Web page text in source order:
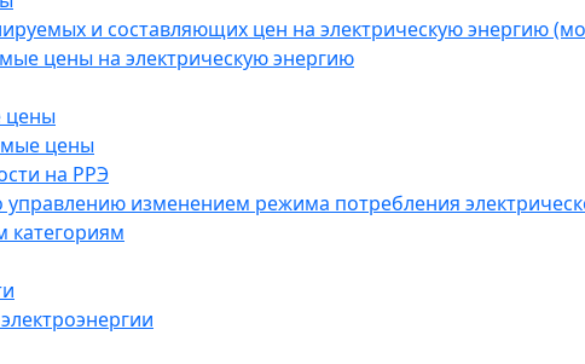
и составляющих цен на электрическую энергию
цены на электрическую энергию
цены
цены
на РРЭ
управлению изменением режима потребления
категориям